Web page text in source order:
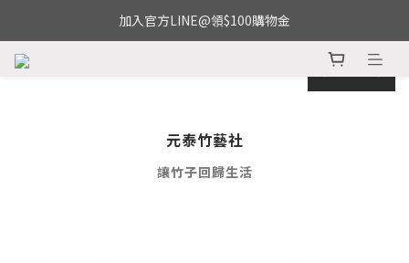
加入官方LINE@領$100購物金
prev next
元泰竹藝社
讓竹子回歸生活